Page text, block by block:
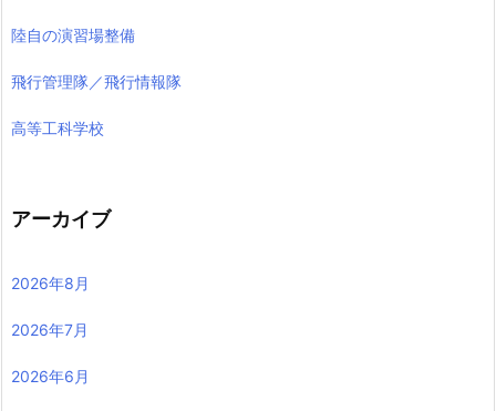
陸自の演習場整備
飛行管理隊／飛行情報隊
高等工科学校
アーカイブ
2026年8月
2026年7月
2026年6月